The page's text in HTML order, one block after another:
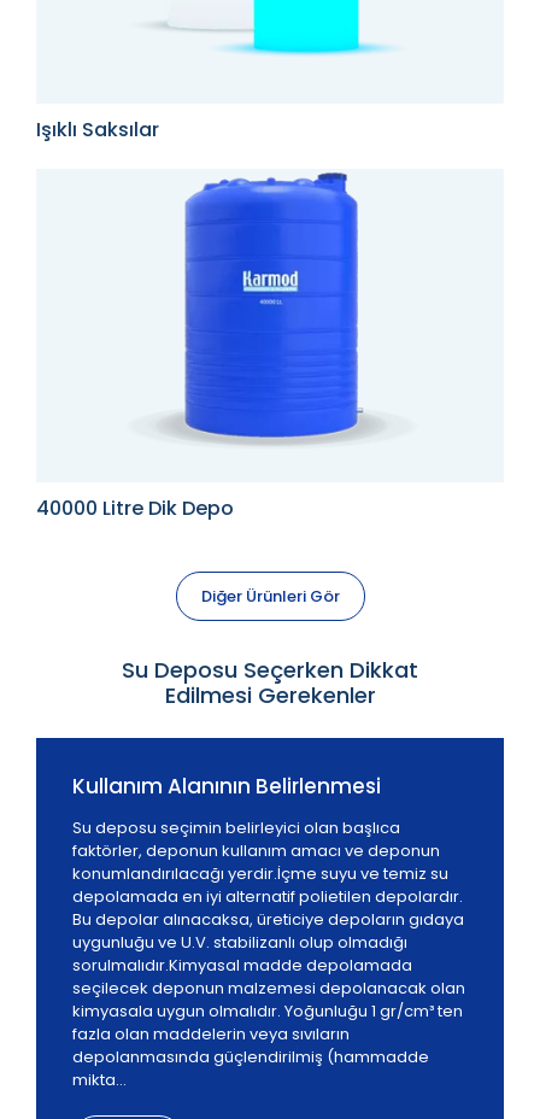
Işıklı Saksılar
40000 Litre Dik Depo
Diğer Ürünleri Gör
Su Deposu Seçerken Dikkat
Edilmesi Gerekenler
Kullanım Alanının Belirlenmesi
Su deposu seçimin belirleyici olan başlıca
faktörler, deponun kullanım amacı ve deponun
konumlandırılacağı yerdir.İçme suyu ve temiz su
depolamada en iyi alternatif polietilen depolardır.
Bu depolar alınacaksa, üreticiye depoların gıdaya
uygunluğu ve U.V. stabilizanlı olup olmadığı
sorulmalıdır.Kimyasal madde depolamada
seçilecek deponun malzemesi depolanacak olan
kimyasala uygun olmalıdır. Yoğunluğu 1 gr/cm³ ten
fazla olan maddelerin veya sıvıların
depolanmasında güçlendirilmiş (hammadde
mikta...